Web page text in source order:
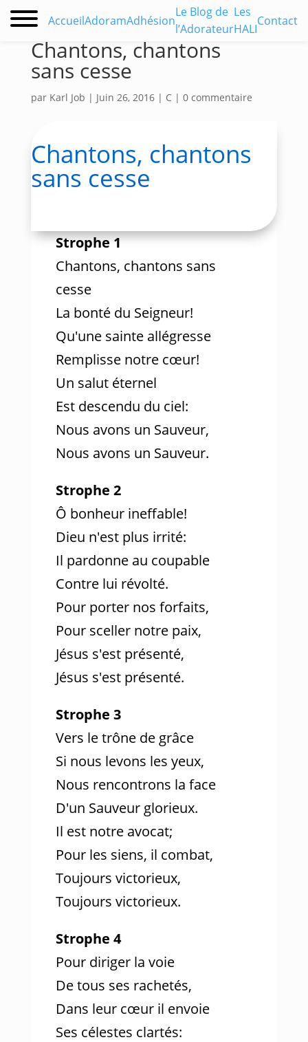
AccueilAdoramAdhésion
Le Blog de
l’Adorateur
Les
HALI
Contact
Chantons, chantons
sans cesse
par Karl Job | Juin 26, 2016| C| 0 commentaire
Chantons, chantons
sans cesse
Strophe 1
Chantons, chantons sans
cesse
La bonté du Seigneur!
Qu'une sainte allégresse
Remplisse notre cœur!
Un salut éternel
Est descendu du ciel:
Nous avons un Sauveur,
Nous avons un Sauveur.
Strophe 2
Ô bonheur ineffable!
Dieu n'est plus irrité:
Il pardonne au coupable
Contre lui révolté.
Pour porter nos forfaits,
Pour sceller notre paix,
Jésus s'est présenté,
Jésus s'est présenté.
Strophe 3
Vers le trône de grâce
Si nous levons les yeux,
Nous rencontrons la face
D'un Sauveur glorieux.
Il est notre avocat;
Pour les siens, il combat,
Toujours victorieux,
Toujours victorieux.
Strophe 4
Pour diriger la voie
De tous ses rachetés,
Dans leur cœur il envoie
Ses célestes clartés: